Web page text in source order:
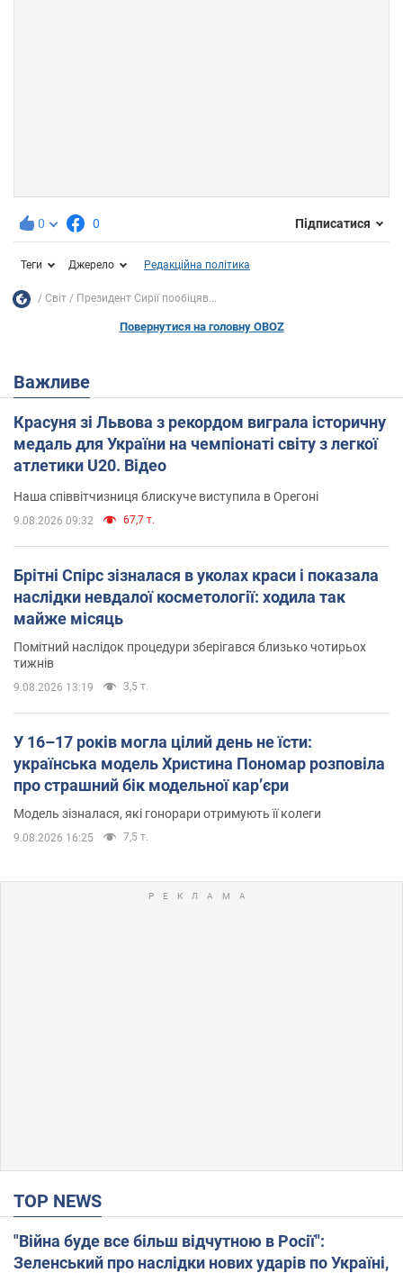
0 0 Підписатися
Теги Джерело Редакційна політика
Світ Президент Сирії пообіцяв...
Повернутися на головну OBOZ
Важливе
Красуня зі Львова з рекордом виграла історичну
медаль для України на чемпіонаті світу з легкої
атлетики U20. Відео
Наша співвітчизниця блискуче виступила в Орегоні
9.08.2026 09:32 67,7 т.
Брітні Спірс зізналася в уколах краси і показала
наслідки невдалої косметології: ходила так
майже місяць
Помітний наслідок процедури зберігався близько чотирьох
тижнів
9.08.2026 13:19 3,5 т.
У 16–17 років могла цілий день не їсти:
українська модель Христина Пономар розповіла
про страшний бік модельної кар’єри
Модель зізналася, які гонорари отримують її колеги
9.08.2026 16:25 7,5 т.
TOP NEWS
"Війна буде все більш відчутною в Росії":
Зеленський про наслідки нових ударів по Україні,